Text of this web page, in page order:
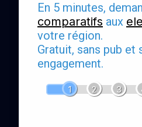
En 5 minutes,
comparatifs aux
votre région.
Gratuit, sans pub et
engagement.
1 2 3